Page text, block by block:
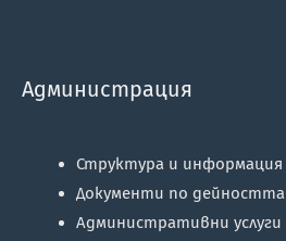
Администрация
Структура и информация
Документи по дейността
Административни услуги